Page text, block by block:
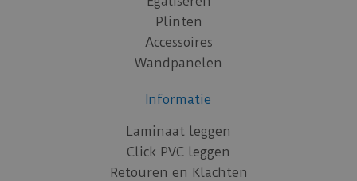
Plinten
Accessoires
Wandpanelen
Informatie
Laminaat leggen
Click PVC leggen
Retouren en Klachten